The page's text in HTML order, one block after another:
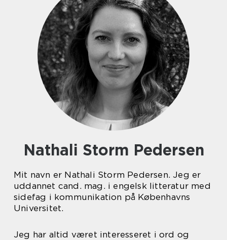
Nathali Storm Pedersen
Mit navn er Nathali Storm Pedersen. Jeg er
uddannet cand. mag. i engelsk litteratur med
sidefag i kommunikation på Københavns
Universitet.
Jeg har altid været interesseret i ord og